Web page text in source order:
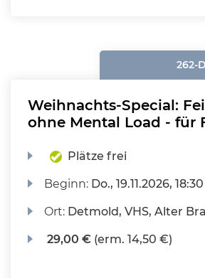
262-
Weihnachts-Special:
ohne Mental Load - für
Plätze frei
Beginn: Do., 19.11.2026,
Ort: Detmold, VHS, Alter
29,00 € (erm. 14,50 €)